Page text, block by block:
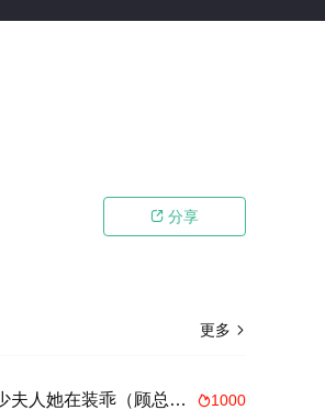
 分享
更多 
1000
少夫人她在装乖（顾总，太太她在装乖）